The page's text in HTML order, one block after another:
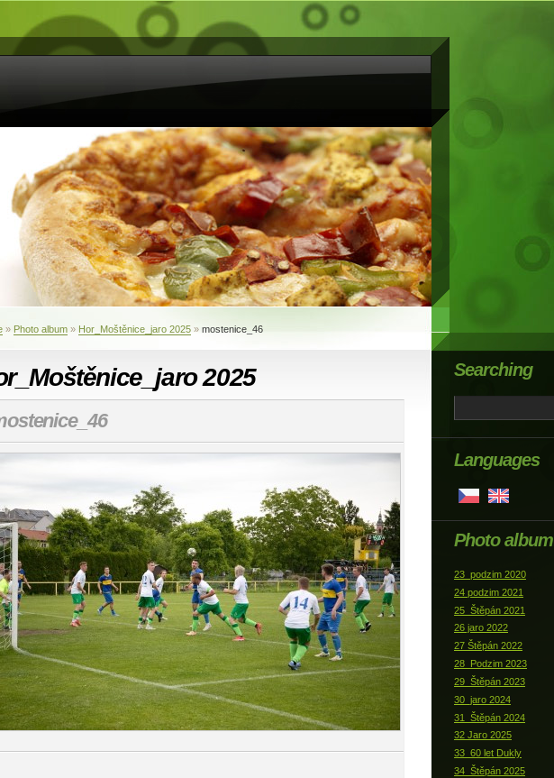
» Photo album » Hor_Moštěnice_jaro 2025 » mostenice_46
2025
Languages
Photo album
23_podzim 2020
24 podzim 2021
25_Štěpán 2021
26 jaro 2022
27 Štěpán 2022
28_Podzim 2023
29_Štěpán 2023
30_jaro 2024
31_Štěpán 2024
32 Jaro 2025
33_60 let Dukly
34_Štěpán 2025
Searching